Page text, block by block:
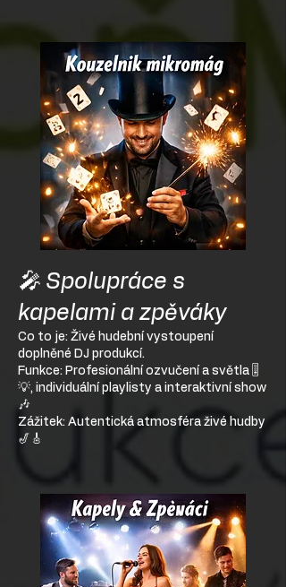
🎤 Spolupráce s
kapelami a zpěváky
Co to je: Živé hudební vystoupení
doplněné DJ produkcí.
Funkce: Profesionální ozvučení a světla 🎚️
💡, individuální playlisty a interaktivní show
🎶
Zážitek: Autentická atmosféra živé hudby
🎷🎸